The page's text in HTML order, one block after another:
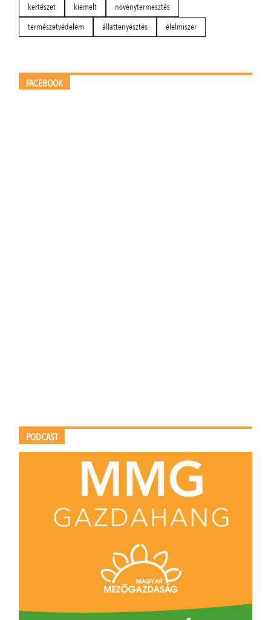
kertészet
kiemelt
növénytermesztés
természetvédelem
állattenyésztés élelmiszer
FACEBOOK
PODCAST